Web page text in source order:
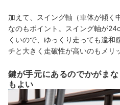
加えて、スイング軸（車体が傾く
なのもポイント。スイング軸が
くいので、ゆっくり走っても違和
チと大きく走破性が高いのもメリ
鍵が手元にあるのでかがま
もよい